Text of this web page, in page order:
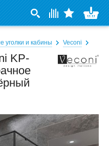
уголки и кабины Veconi
KP-